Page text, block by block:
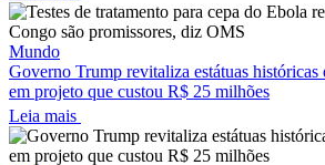
Mundo
Governo Trump revitaliza estátuas
em projeto que custou R$ 25 milhões
Leia mais